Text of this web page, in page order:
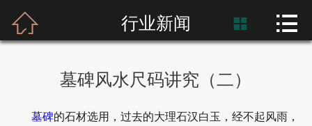
首页
新闻资讯
 行业新闻  
墓碑风水尺码讲究（二）
墓碑的石材选用，过去的大理石汉白玉，经不起风雨，